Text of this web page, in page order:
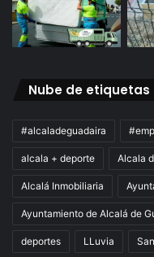
Nube de etiquetas
#alcaladeguadaira
alcala + deporte Alcala
Alcalá Inmobiliaria
Ayuntamiento de Alcalá de
deportes LLuvia